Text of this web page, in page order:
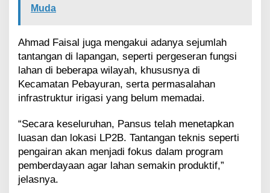
Muda
Ahmad Faisal juga mengakui adanya sejumlah
tantangan di lapangan, seperti pergeseran fungsi
lahan di beberapa wilayah, khususnya di
Kecamatan Pebayuran, serta permasalahan
infrastruktur irigasi yang belum memadai.
“Secara keseluruhan, Pansus telah menetapkan
luasan dan lokasi LP2B. Tantangan teknis seperti
pengairan akan menjadi fokus dalam program
pemberdayaan agar lahan semakin produktif,”
jelasnya.